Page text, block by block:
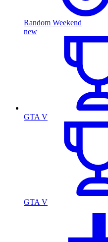
Random Weekend
new
GTA V
GTA V